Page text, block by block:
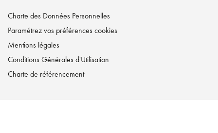
Charte des Données Personnelles
Paramétrez vos préférences cookies
Mentions légales
Conditions Générales d'Utilisation
Charte de référencement